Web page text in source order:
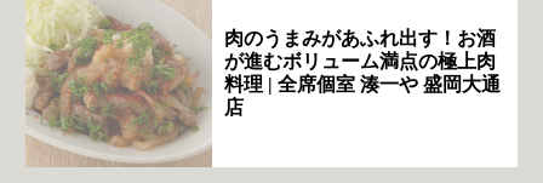
肉のうまみがあふれ出す！お酒
が進むボリューム満点の極上肉
料理 | 全席個室 湊一や 盛岡大通
店